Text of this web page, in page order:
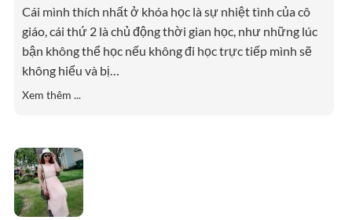
Cái mình thích nhất ở khóa học là sự nhiệt tình của cô
giáo, cái thứ 2 là chủ động thời gian học, như những lúc
bận không thể học nếu không đi học trực tiếp mình sẽ
không hiểu và bị
Xem thêm ...